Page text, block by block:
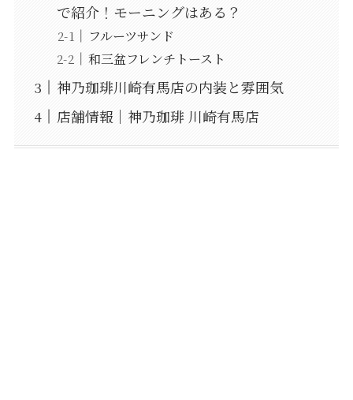
で紹介！モーニングはある？
フルーツサンド
和三盆フレンチトースト
神乃珈琲川崎有馬店の内装と雰囲気
店舗情報｜神乃珈琲 川崎有馬店